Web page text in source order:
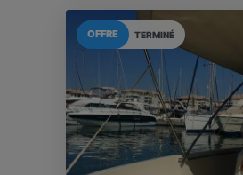
TERMINÉ
OFFRE